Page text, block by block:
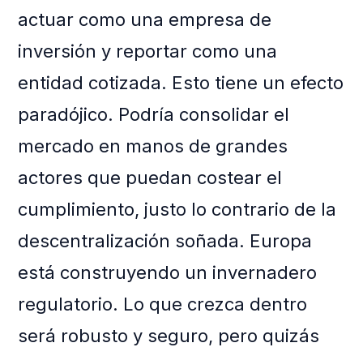
actuar como una empresa de
inversión y reportar como una
entidad cotizada. Esto tiene un efecto
paradójico. Podría consolidar el
mercado en manos de grandes
actores que puedan costear el
cumplimiento, justo lo contrario de la
descentralización soñada. Europa
está construyendo un invernadero
regulatorio. Lo que crezca dentro
será robusto y seguro, pero quizás